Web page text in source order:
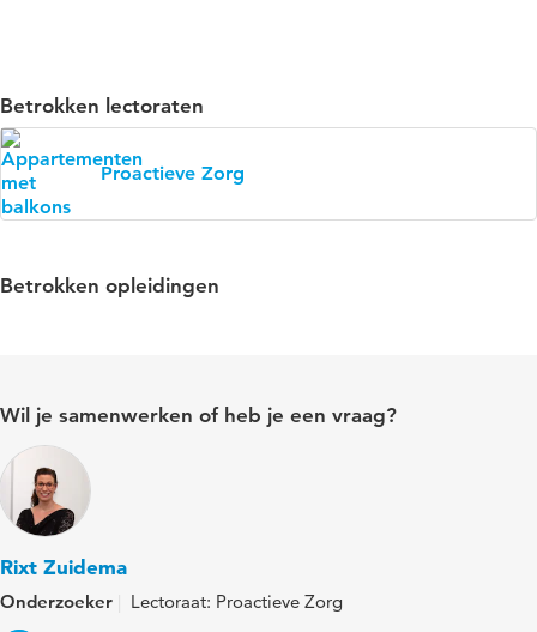
Betrokken lectoraten
Proactieve Zorg
Betrokken opleidingen
Wil je samenwerken of heb je een vraag?
Rixt Zuidema
Onderzoeker Lectoraat: Proactieve Zorg